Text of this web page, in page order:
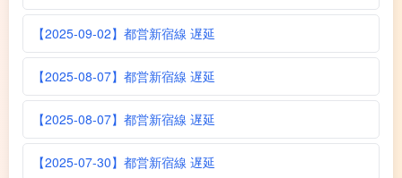
【2025-09-02】都営新宿線 遅延
【2025-08-07】都営新宿線 遅延
【2025-08-07】都営新宿線 遅延
【2025-07-30】都営新宿線 遅延